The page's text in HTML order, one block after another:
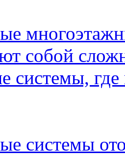
собой
системы,
системы